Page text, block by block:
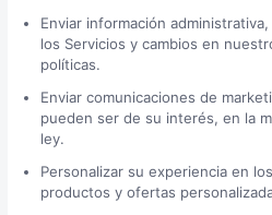
Enviar información
los Servicios y cambios en
políticas.
Enviar comunicaciones de
pueden ser de su interés, en la
ley.
Personalizar su experiencia en
productos y ofertas